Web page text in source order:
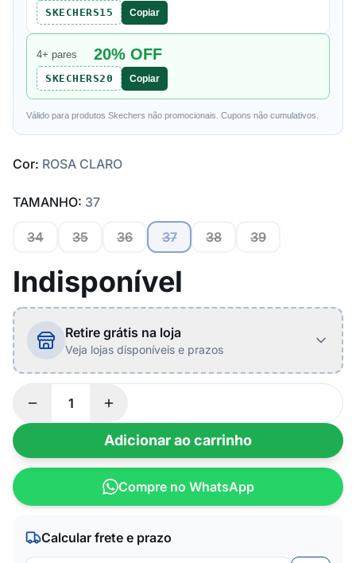
SKECHERS15 Copiar
4+ pares 20% OFF
SKECHERS20 Copiar
Válido para produtos Skechers não promocionais. Cupons não cumulativos.
Cor: ROSA CLARO
TAMANHO: 37
34 35 36 37 38 39
Indisponível
Retire grátis na loja
Veja lojas disponíveis e prazos
Adicionar ao carrinho
Compre no WhatsApp
Calcular frete e prazo